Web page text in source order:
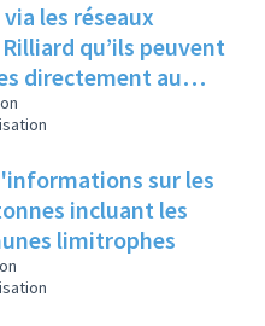
les réseaux
qu’ils peuvent
directement au
1- 3 rue Jacques
et mercredis
sur les
incluant les
limitrophes